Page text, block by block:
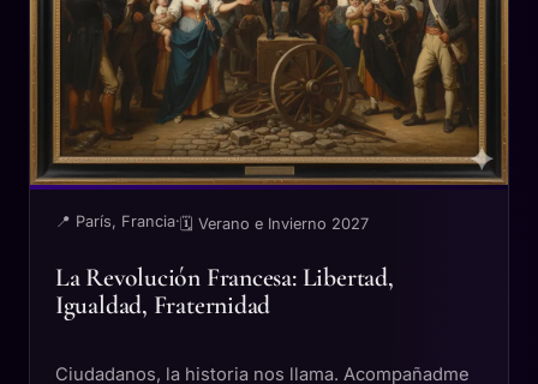
📍 París, Francia· 🗓 Verano e Invierno 2027
La Revolución Francesa: Libertad,
Igualdad, Fraternidad
Ciudadanos, la historia nos llama. Acompañadme